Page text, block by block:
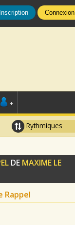
Inscription Connexion
+
Rythmiques
DE MAXIME LE
Rappel